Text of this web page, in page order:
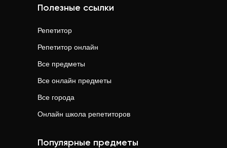
Полезные ссылки
Репетитор
Репетитор онлайн
Все предметы
Все онлайн предметы
Все города
Онлайн школа репетиторов
Популярные предметы